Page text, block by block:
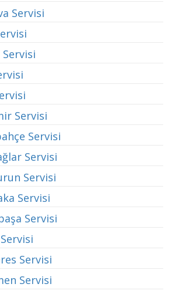
Servisi
Servisi
Servisi
Servisi
Servisi
Servisi
Servisi
Servisi
Servisi